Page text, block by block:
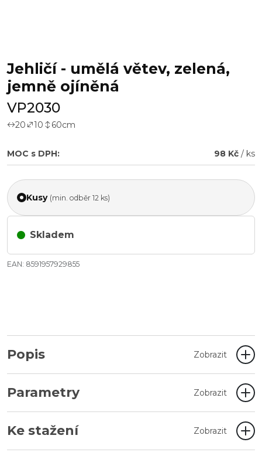
Jehličí - umělá větev, zelená,
jemně ojíněná
VP2030
20 10 60cm
MOC s DPH: 98 Kč / ks
Kusy (min. odběr 12 ks)
Skladem
EAN: 8591957929855
Popis Zobrazit
Parametry Zobrazit
Ke stažení Zobrazit